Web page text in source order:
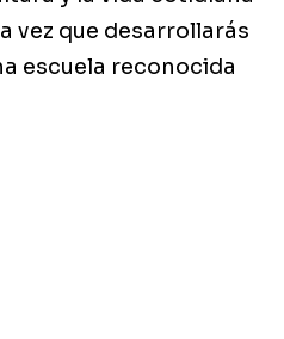
vez que desarrollarás
escuela reconocida